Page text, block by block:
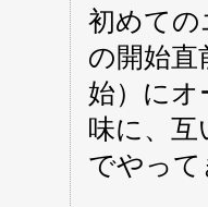
初めての
の開始直
始）に
味に、
でやっ